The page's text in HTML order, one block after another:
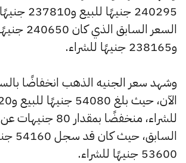
240295
السعر السابق
و238165 جنيهًا للشراء.
وشهد سعر الجنيه الذهب انخفاضًا
للشراء، منخفضًا بمقدار
53600 جنيهًا للشراء.